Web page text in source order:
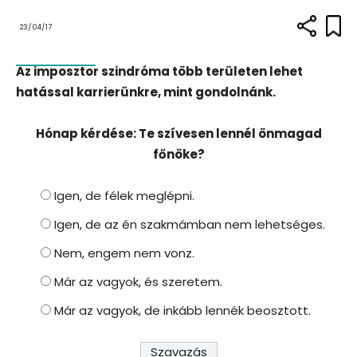
23/04/17
Az imposztor szindróma több területen lehet
hatással karrierünkre, mint gondolnánk.
Hónap kérdése: Te szívesen lennél önmagad
főnöke?
Igen, de félek meglépni.
Igen, de az én szakmámban nem lehetséges.
Nem, engem nem vonz.
Már az vagyok, és szeretem.
Már az vagyok, de inkább lennék beosztott.